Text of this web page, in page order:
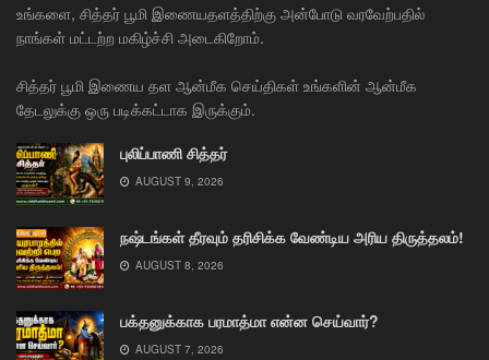
உங்களை, சித்தர் பூமி இணையதளத்திற்கு அன்போடு வரவேற்பதில்
நாங்கள் மட்டற்ற மகிழ்ச்சி அடைகிறோம்.
சித்தர் பூமி இணைய தள ஆன்மீக செய்திகள் உங்களின் ஆன்மீக
தேடலுக்கு ஒரு படிக்கட்டாக இருக்கும்.
புலிப்பாணி சித்தர்
AUGUST 9, 2026
நஷ்டங்கள் தீரவும் தரிசிக்க வேண்டிய அரிய திருத்தலம்!
AUGUST 8, 2026
பக்தனுக்காக பரமாத்மா என்ன செய்வார்?
AUGUST 7, 2026